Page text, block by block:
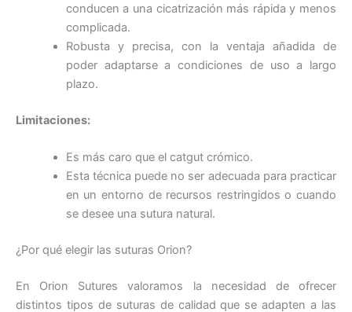
conducen a una cicatrización más rápida y menos
complicada.
Robusta y precisa, con la ventaja añadida de
poder adaptarse a condiciones de uso a largo
plazo.
Limitaciones:
Es más caro que el catgut crómico.
Esta técnica puede no ser adecuada para practicar
en un entorno de recursos restringidos o cuando
se desee una sutura natural.
¿Por qué elegir las suturas Orion?
En Orion Sutures valoramos la necesidad de ofrecer
distintos tipos de suturas de calidad que se adapten a las